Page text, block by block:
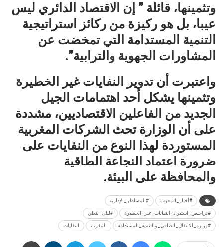
وتثمينها، قائلة ” إن الاقتصاد الدائري ليس
عيبا، بل هو ركيزة من ركائز استراتيجية
التنمية المستدامة التي تمخضت عن
المشاورات الجهوية والترابية”.
واعتبرت أن تدوير النفايات غير الخطيرة
وتثمينها يشكل أحد اهتمامات الجيل
الجديد من الفاعلين الاقتصاديين، مشددة
على أن الوزارة تحث الشركات المغربية
المستوردة لهذا النوع من النفايات على
ضرورة اعتماد النجاعة الطاقية
والمحافظة على البيئة.
#أخبار_المغرب #المساطر_الإدارية
#تراخيص_استيراد_النفايات_غير_الخطيرة #ليلى_بنعلي
#وزارة_الانتقال_الطاقي_والتنمية_المستدامة المغرب النفايات